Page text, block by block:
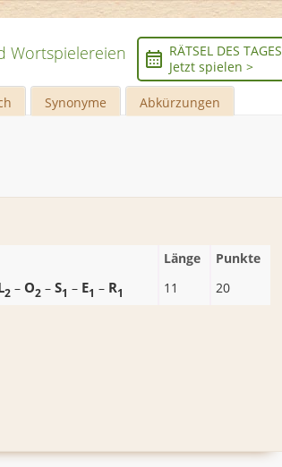
Wortspielereien
RÄTSEL DES TAGES
Jetzt spielen >
Synonyme Abkürzungen
Länge
Punkte
2 – O2 – S1 – E1 – R1 11 20